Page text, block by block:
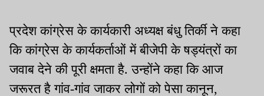
प्रदेश कांग्रेस के कार्यकारी अध्यक्ष बंधु तिर्की ने कहा
कि कांग्रेस के कार्यकर्ताओं में बीजेपी के षड्यंत्रों का
जवाब देने की पूरी क्षमता है. उन्होंने कहा कि आज
जरूरत है गांव-गांव जाकर लोगों को पेसा कानून,